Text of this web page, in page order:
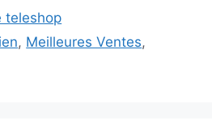
teleshop
, Meilleures Ventes,